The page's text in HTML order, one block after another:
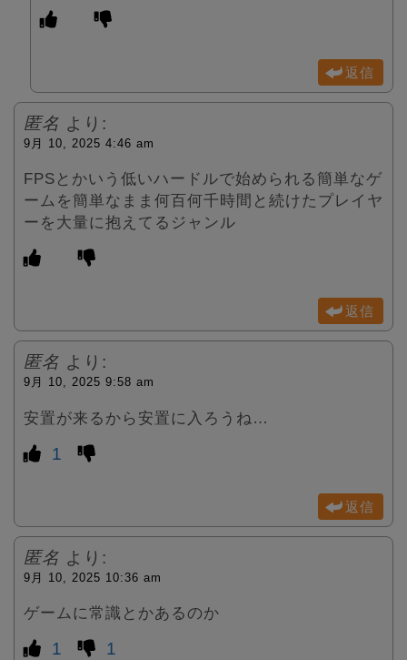
返信
匿名 より:
9月 10, 2025 4:46 am
FPSとかいう低いハードルで始められる簡単なゲ
ームを簡単なまま何百何千時間と続けたプレイヤ
ーを大量に抱えてるジャンル
返信
匿名 より:
9月 10, 2025 9:58 am
安置が来るから安置に入ろうね…
1
返信
匿名 より:
9月 10, 2025 10:36 am
ゲームに常識とかあるのか
1 1